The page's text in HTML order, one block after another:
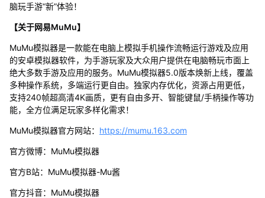
脑玩手游“新”体验！
【关于网易MuMu】
MuMu模拟器是一款能在电脑上模拟手机操作流畅运行游戏及应用
的安卓模拟器软件，为手游玩家及大众用户提供在电脑畅玩市面上
绝大多数手游及应用的服务。MuMu模拟器5.0版本焕新上线，覆盖
多种操作系统，多端运行更自由。独家内存优化，资源占用更低，
支持240帧超高清4K画质，更有自由多开、智能键鼠/手柄操作等功
能，全方位满足玩家多样化需求！
MuMu模拟器官方网站： https://mumu.163.com
官方微博：MuMu模拟器
官方B站：MuMu模拟器-Mu酱
官方抖音：MuMu模拟器